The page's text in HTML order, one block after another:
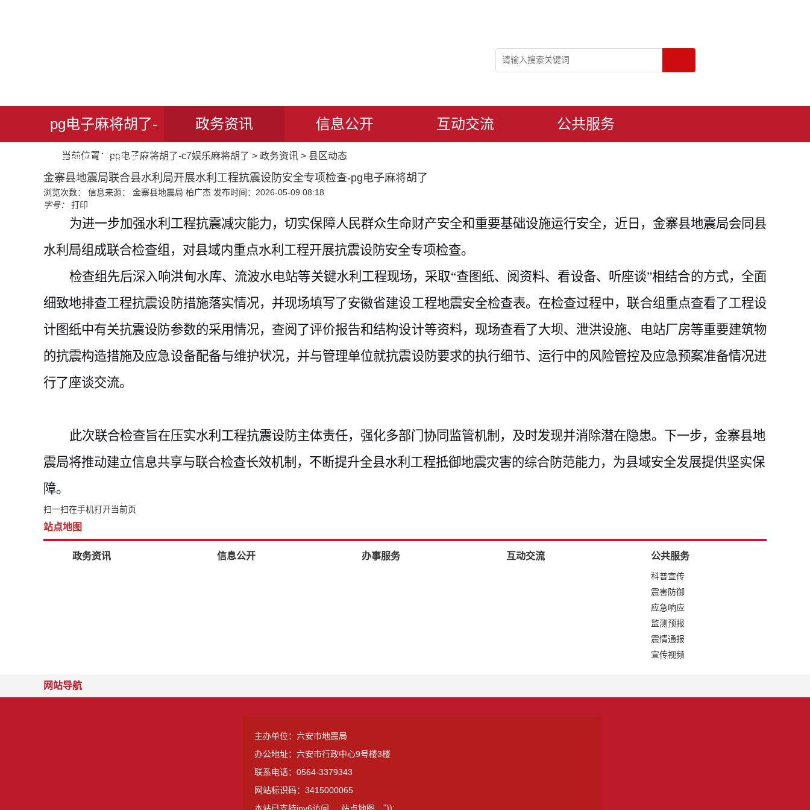
pg电子麻将胡了-
c7娱乐麻将胡了
政务资讯 信息公开 互动交流 公共服务
当前位置： pg电子麻将胡了-c7娱乐麻将胡了 > 政务资讯 > 县区动态
金寨县地震局联合县水利局开展水利工程抗震设防安全专项检查-pg电子麻将胡了
浏览次数： 信息来源： 金寨县地震局 柏广杰 发布时间：2026-05-09 08:18
字号：
打印
为进一步加强水利工程抗震减灾能力，切实保障人民群众生命财产安全和重要基础设施运行安全，近日，金寨县地震局会同县
水利局组成联合检查组，对县域内重点水利工程开展抗震设防安全专项检查。
检查组先后深入响洪甸水库、流波水电站等关键水利工程现场，采取“查图纸、阅资料、看设备、听座谈”相结合的方式，全面
细致地排查工程抗震设防措施落实情况，并现场填写了安徽省建设工程地震安全检查表。在检查过程中，联合组重点查看了工程设
计图纸中有关抗震设防参数的采用情况，查阅了评价报告和结构设计等资料，现场查看了大坝、泄洪设施、电站厂房等重要建筑物
的抗震构造措施及应急设备配备与维护状况，并与管理单位就抗震设防要求的执行细节、运行中的风险管控及应急预案准备情况进
行了座谈交流。
此次联合检查旨在压实水利工程抗震设防主体责任，强化多部门协同监管机制，及时发现并消除潜在隐患。下一步，金寨县地
震局将推动建立信息共享与联合检查长效机制，不断提升全县水利工程抵御地震灾害的综合防范能力，为县域安全发展提供坚实保
障。
扫一扫在手机打开当前页
站点地图
政务资讯 信息公开 办事服务 互动交流 公共服务
科普宣传
震害防御
应急响应
监测预报
震情通报
宣传视频
网站导航
主办单位：六安市地震局
办公地址：六安市行政中心9号楼3楼
联系电话：0564-3379343
网站标识码：3415000065
"));